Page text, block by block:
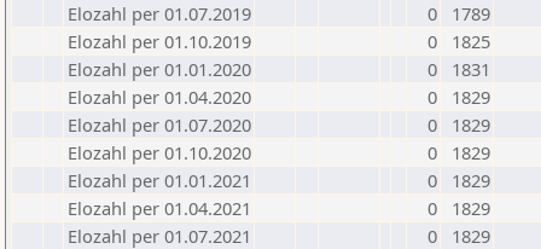
Elozahl per 01.07.2019
0
1789
Elozahl per 01.10.2019
0
1825
Elozahl per 01.01.2020
0
1831
Elozahl per 01.04.2020
0
1829
Elozahl per 01.07.2020
0
1829
Elozahl per 01.10.2020
0
1829
Elozahl per 01.01.2021
0
1829
Elozahl per 01.04.2021
0
1829
Elozahl per 01.07.2021
0
1829